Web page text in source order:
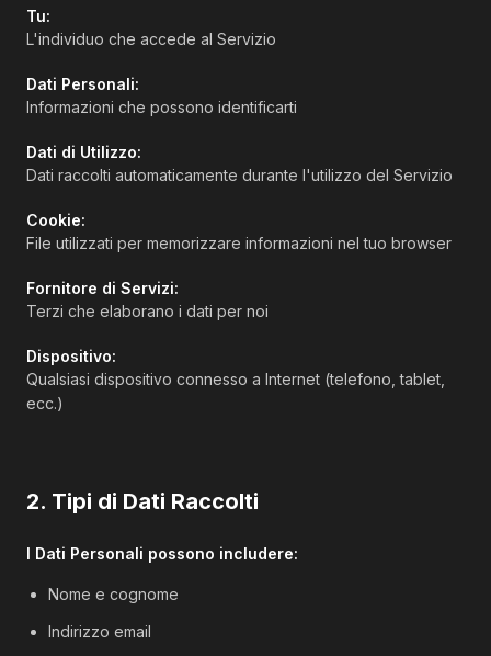
Tu:
L'individuo che accede al Servizio
Dati Personali:
Informazioni che possono identificarti
Dati di Utilizzo:
Dati raccolti automaticamente durante l'utilizzo del Servizio
Cookie:
File utilizzati per memorizzare informazioni nel tuo browser
Fornitore di Servizi:
Terzi che elaborano i dati per noi
Dispositivo:
Qualsiasi dispositivo connesso a Internet (telefono, tablet,
ecc.)
2. Tipi di Dati Raccolti
I Dati Personali possono includere:
Nome e cognome
Indirizzo email